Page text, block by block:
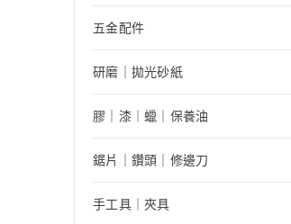
五金配件
研磨｜拋光砂紙
膠｜漆｜蠟｜保養油
鋸片｜鑽頭｜修邊刀
手工具｜夾具